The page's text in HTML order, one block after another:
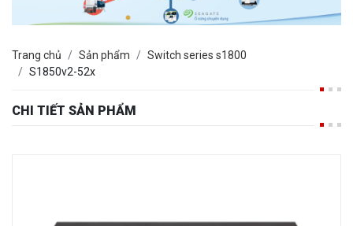
Trang chủ Sản phẩm
Switch series s1800
S1850v2-52x
CHI TIẾT SẢN PHẨM